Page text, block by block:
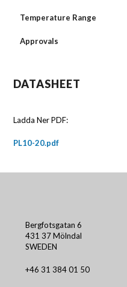
Temperature Range
Approvals
DATASHEET
Ladda Ner PDF:
PL10-20.pdf
Bergfotsgatan 6
431 37 Mölndal
SWEDEN
+46 31 384 01 50